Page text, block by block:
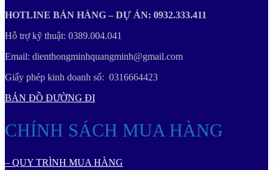
HOTLINE BÁN HÀNG – DỰ ÁN: 0932.333.411
Hỗ trợ kỹ thuật: 0389.004.041
Email: dienthongminhquangminh@gmail.com
Giấy phép kinh doanh số: 0316664423
BẢN ĐỒ ĐƯỜNG ĐI
CHÍNH SÁCH MUA HÀNG
– QUY TRÌNH MUA HÀNG